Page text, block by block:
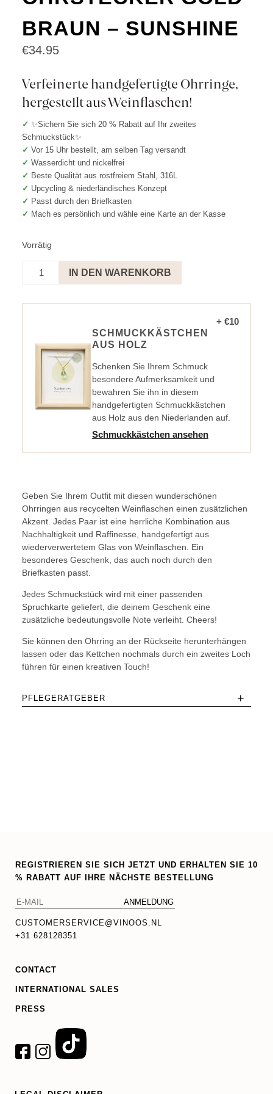
BRAUN – SUNSHINE
€34.95
Verfeinerte handgefertigte Ohrringe,
hergestellt aus Weinflaschen!
✓ ✨Sichern Sie sich 20 % Rabatt auf Ihr zweites
Schmuckstück✨
✓ Vor 15 Uhr bestellt, am selben Tag versandt
✓ Wasserdicht und nickelfrei
✓ Beste Qualität aus rostfreiem Stahl, 316L
✓ Upcycling & niederländisches Konzept
✓ Passt durch den Briefkasten
✓ Mach es persönlich und wähle eine Karte an der Kasse
Vorrätig
Gold
-
IN DEN WARENKORB
SCHMUCKKÄSTCHEN
AUS HOLZ
+ €10
Schenken Sie Ihrem Schmuck
besondere Aufmerksamkeit und
bewahren Sie ihn in diesem
handgefertigten Schmuckkästchen
aus Holz aus den Niederlanden auf.
Schmuckkästchen ansehen
Geben Sie Ihrem Outfit mit diesen wunderschönen
Ohrringen aus recycelten Weinflaschen einen zusätzlichen
Akzent. Jedes Paar ist eine herrliche Kombination aus
Nachhaltigkeit und Raffinesse, handgefertigt aus
wiederverwertetem Glas von Weinflaschen. Ein
besonderes Geschenk, das auch noch durch den
Briefkasten passt.
Jedes Schmuckstück wird mit einer passenden
Spruchkarte geliefert, die deinem Geschenk eine
zusätzliche bedeutungsvolle Note verleiht. Cheers!
Sie können den Ohrring an der Rückseite herunterhängen
lassen oder das Kettchen nochmals durch ein zweites Loch
führen für einen kreativen Touch!
PFLEGERATGEBER +
REGISTRIEREN SIE SICH JETZT UND ERHALTEN SIE 10
% RABATT AUF IHRE NÄCHSTE BESTELLUNG
CUSTOMERSERVICE@VINOOS.NL
+31 628128351
CONTACT
INTERNATIONAL SALES
PRESS